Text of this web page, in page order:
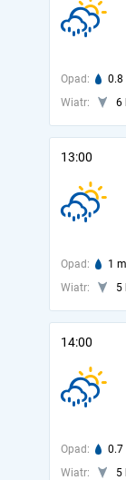
Opad: 0.8
Wiatr:
6
13:00
Opad: 1
Wiatr:
5
14:00
Opad: 0.7
Wiatr:
5